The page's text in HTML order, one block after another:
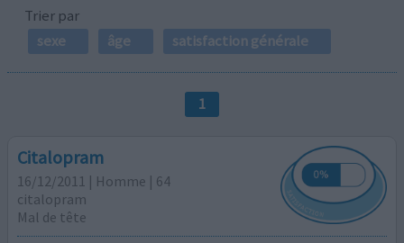
Trier par
sexe
âge satisfaction générale
1
Citalopram
16/12/2011 | Homme | 64
citalopram
Mal de tête